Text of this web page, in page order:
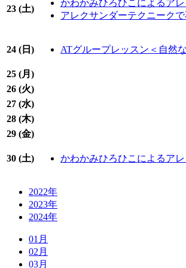
23 (土)
かわかみひろひこによるア
アレクサンダーテクニーク
24 ( 日 ) ATグループレッスン＜自然
25 (月 )
26 (火)
27 (水)
28 (木)
29 (金)
30 (土) かわかみひろひこによるア
2022年
2023年
2024年
01月
02月
03月